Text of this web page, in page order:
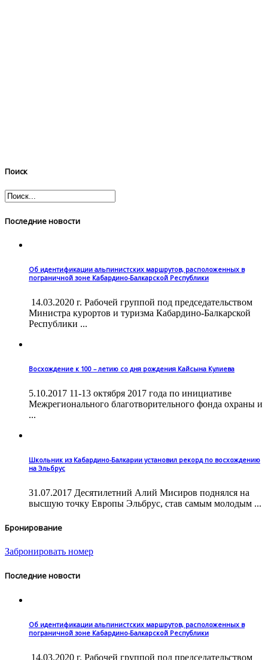
Поиск
Последние новости
Об идентификации альпинистских маршрутов, расположенных в
пограничной зоне Кабардино-Балкарской Республики
14.03.2020 г. Рабочей группой под председательством
Министра курортов и туризма Кабардино-Балкарской
Республики ...
Восхождение к 100 – летию со дня рождения Кайсына Кулиева
5.10.2017 11-13 октября 2017 года по инициативе
Межрегионального благотворительного фонда охраны и
...
Школьник из Кабардино-Балкарии установил рекорд по восхождению
на Эльбрус
31.07.2017 Десятилетний Алий Мисиров поднялся на
высшую точку Европы Эльбрус, став самым молодым ...
Бронирование
Забронировать номер
Последние новости
Об идентификации альпинистских маршрутов, расположенных в
пограничной зоне Кабардино-Балкарской Республики
14.03.2020 г. Рабочей группой под председательством